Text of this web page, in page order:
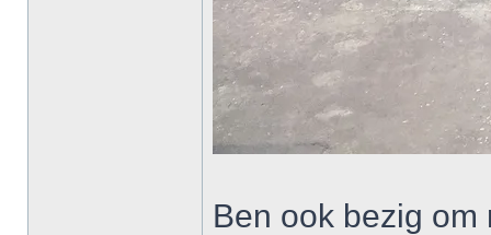
Ben ook bezig